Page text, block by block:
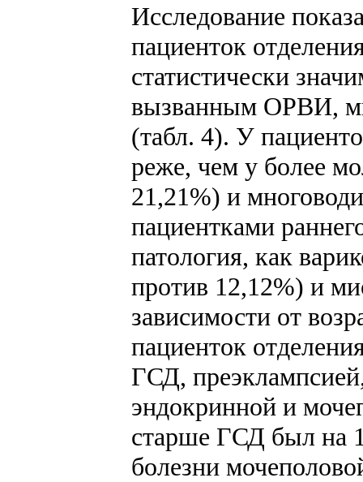
Исследование
пациенток
статистически
вызванным ОРВИ,
(табл. 4). У
реже, чем у более
21,21%) и
пациентками
патология, как
против 12,12%) и
зависимости от
пациенток
ГСД,
эндокринной и
старше ГСД был на
болезни